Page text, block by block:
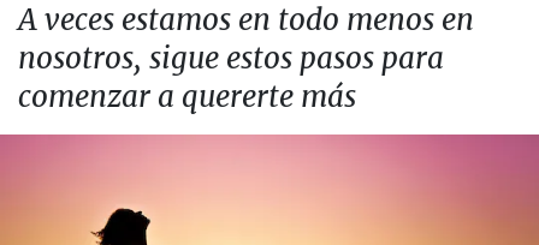
A veces estamos en todo menos en
nosotros, sigue estos pasos para
comenzar a quererte más